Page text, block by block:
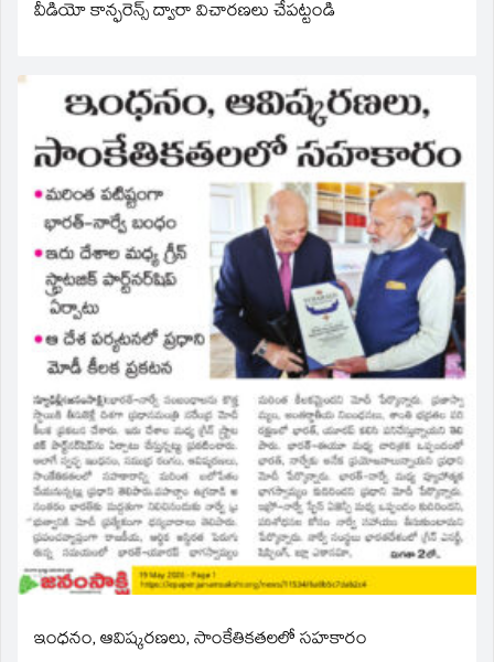
వీడియో కాన్ఫరెన్స్ ద్వారా విచారణలు చేపట్టండి
ఇంధనం, ఆవిష్కరణలు, సాంకేతికతలలో సహకారం